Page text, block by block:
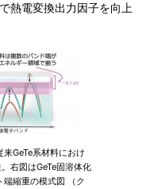
熱電変換出力因子を向上
GeTe系材料におけ
右図はGeTe固溶体化
端縮重の模式図 （ク